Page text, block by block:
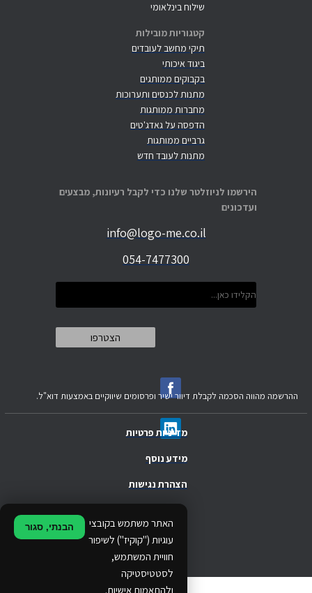
שילוח בינלאומי
קטגוריות מובילות
תיקי מחשב לעובדים
ביגוד איכותי
בקבוקים ממותגים
מתנות לכנסים ותערוכות
מחברות ממותגות
הדפסה על גאדג'טים
גרביים ממותגות
מתנות לעובד חדש
הירשמו לניוזלטר שלנו כדי לקבל רעיונות, מבצעים
ועדכונים
info@logo-me.co.il
054-7477300
מדיניות פרטיות
האתר משתמש בקובצי
עוגיות ("קוקיז") לשיפור
חוויית המשתמש,
לסטטיסטיקה
ולהתאמות אישיות.
הבנתי, סגור
מידע נוסף
.
הצהרת נגישות
ההרשמה מהווה הסכמה לקבלת דיוור ישיר ופרסומים שיווקיים באמצעות דוא"ל.